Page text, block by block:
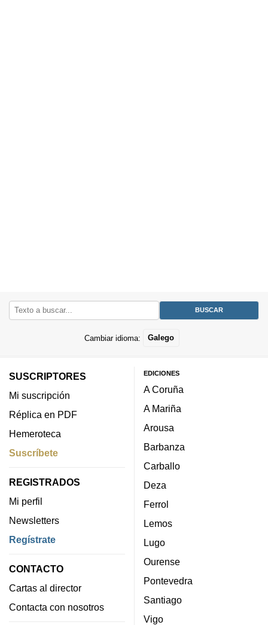
Cambiar idioma: Galego
SUSCRIPTORES
Mi suscripción
Réplica en PDF
Hemeroteca
Suscríbete
REGISTRADOS
Mi perfil
Newsletters
Regístrate
CONTACTO
Cartas al director
Contacta con nosotros
EDICIONES
A Coruña
A Mariña
Arousa
Barbanza
Carballo
Deza
Ferrol
Lemos
Lugo
Ourense
Pontevedra
Santiago
Vigo